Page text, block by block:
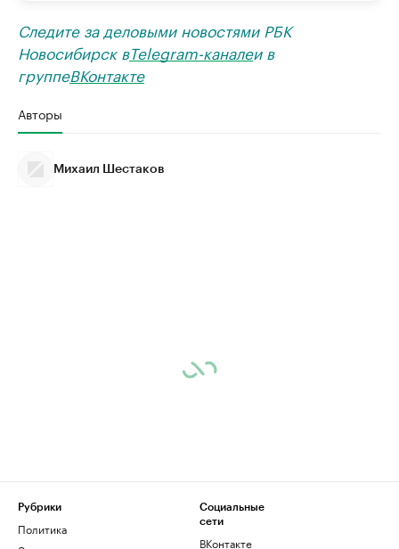
Следите за деловыми новостями РБК
Новосибирск вTelegram-каналеи в
группеВКонтакте
Авторы
Михаил Шестаков
Рубрики
Политика
Социальные
сети
ВКонтакте